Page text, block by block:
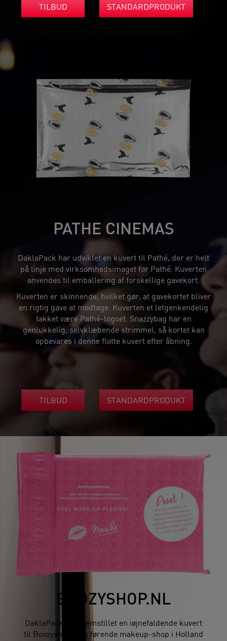
TILBUD STANDARDPRODUKT
PATHE CINEMAS
DaklaPack har udviklet en kuvert til Pathé, der er helt
på linje med virksomhedsimaget for Pathé. Kuverten
anvendes til emballering af forskellige gavekort.
Kuverten er skinnende, hvilket gør, at gavekortet bliver
en rigtig gave at modtage. Kuverten et letgenkendelig
takket være Pathé-logoet. Snazzybag har en
genlukkelig, selvklæbende strimmel, så kortet kan
opbevares i denne flotte kuvert efter åbning.
TILBUD STANDARDPRODUKT
BOOZYSHOP.NL
DaklaPack har fremstillet en iøjnefaldende kuvert
til Boozyshop, den førende makeup-shop i Holland